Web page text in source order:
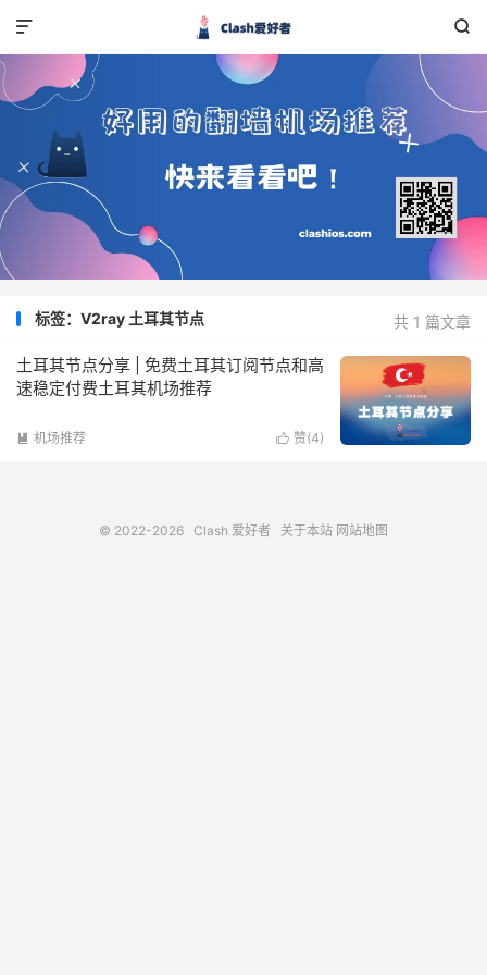


共 1 篇文章
标签：V2ray 土耳其节点
土耳其节点分享 | 免费土耳其订阅节点和高
速稳定付费土耳其机场推荐
 赞(4)
 机场推荐
© 2022-2026 Clash 爱好者 关于本站 网站地图